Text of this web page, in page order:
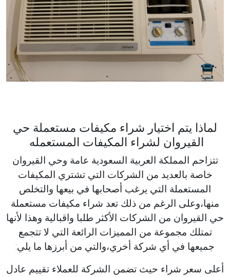
لماذا يتم اختيار شراء مكيفات مستعملة حي
القيروان لشراء المكيفات المستعمله
تتزاحم المملكة العربية السعودية عامة وحي القيروان
خاصة بالعديد من الشركات التي تشتري المكيفات
المستعملة التي يرغب أصحابها في بيعها والتخلص
منها،وعلى الرغم من ذلك تعد شراء مكيفات مستعملة
حي القيروان من الشركات الأكثر طلبا واقبالية وهذا لأنها
تمتلك مجموعة من المميزات الرائعة التي لا تتجمع
جميعها في أي شركة أخري،والتي من أبرزها ما يلي:
أعلى سعر شراء حيث تضمن الشركة للعملاء تقييم عادل